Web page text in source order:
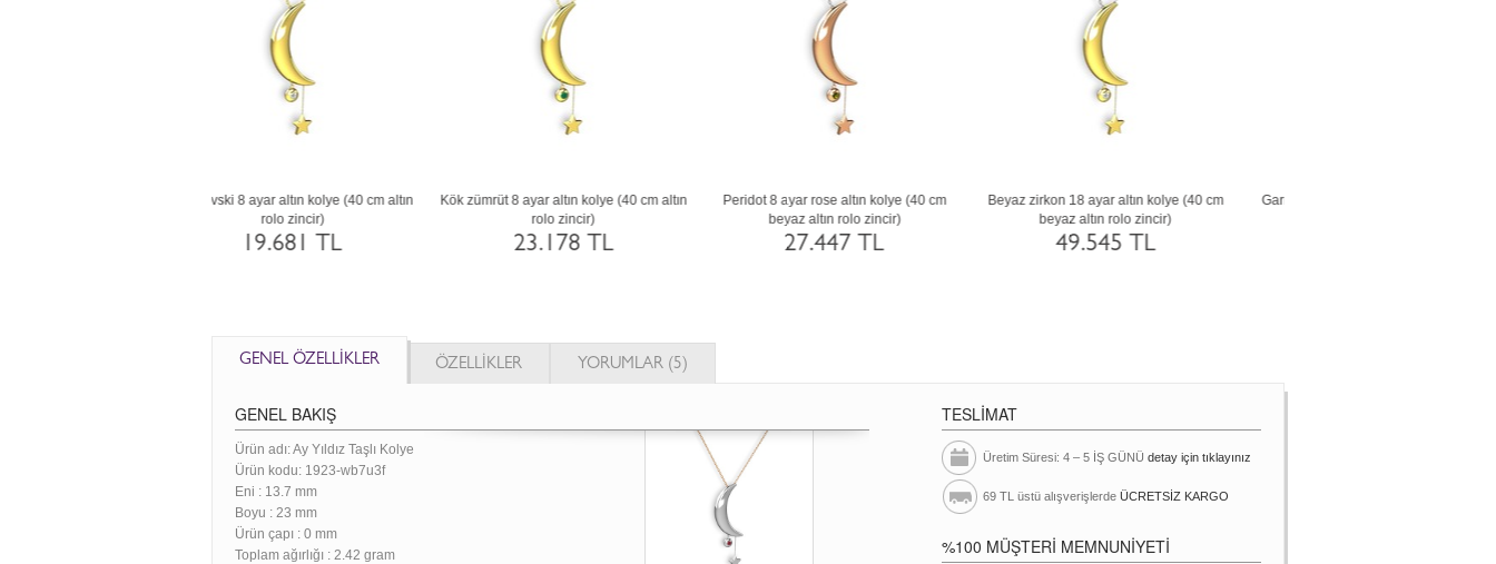
Beyaz zirkon 18 ayar altın kolye (40 cm
beyaz altın rolo zincir)
49.545 TL
Garnet 18 ayar rose altın kolye (40 cm
beyaz altın rolo zincir)
49.497 TL
Garnet 14 ayar rose altın kolye (40 cm altın
rolo zincir)
37.241 TL
Garnet 18 ayar altın kolye (40 cm beyaz
altın rolo zincir)
45.957 TL
GENEL ÖZELLİKLER ÖZELLİKLER YORUMLAR (5)
GENEL BAKIŞ
Ürün adı: Ay Yıldız Taşlı Kolye
Ürün kodu: 1923-wb7u3f
Eni : 13.7 mm
Boyu : 23 mm
Ürün çapı : 0 mm
Toplam ağırlığı : 2.42 gram
TESLİMAT
Üretim Süresi: 4 – 5 İŞ GÜNÜ detay için tıklayınız
69 TL üstü alışverişlerde ÜCRETSİZ KARGO
%100 MÜŞTERİ MEMNUNİYETİ